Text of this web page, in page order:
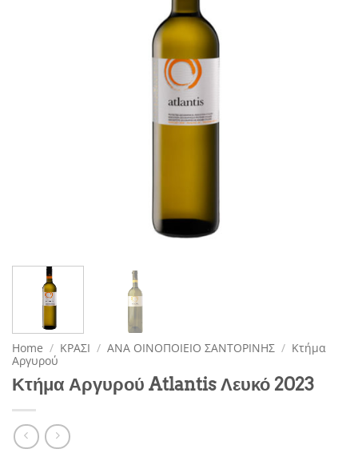
Home / ΚΡΑΣΙ / ΑΝΑ ΟΙΝΟΠΟΙΕΙΟ ΣΑΝΤΟΡΙΝΗΣ / Κτήμα
Αργυρού
Κτήμα Αργυρού Atlantis Λευκό 2023